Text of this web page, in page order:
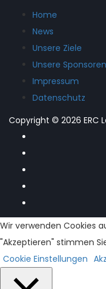
Home
News
Unsere Ziele
Unsere Sponsoren
Impressum
Datenschutz
Copyright © 2026 ERC
Wir verwenden Cookies
"Akzeptieren" stimmen
Cookie Einstellungen